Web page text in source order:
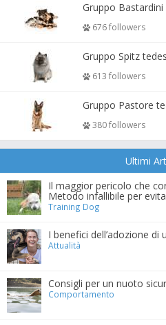
Gruppo Bastardini
676 followers
Gruppo Spitz
613 followers
Gruppo Pastore
380 followers
Ultimi
Il maggior pericolo che
Metodo infallibile per
Training Dog
I benefici dell’adozione di
Attualità
Consigli per un nuoto
Comportamento